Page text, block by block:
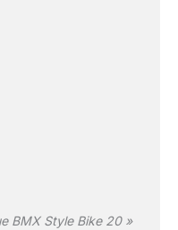
de pédaler
pendant les
et la vitesse.
charge complète
sans souci
et un excellent
client Étriers de
BMX Style Bike 20 »